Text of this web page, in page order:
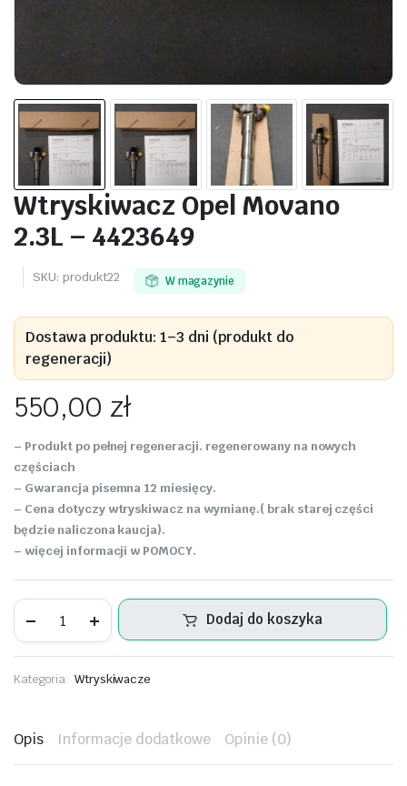
Wtryskiwacz Opel Movano
2.3L – 4423649
SKU: produkt22 W magazynie
Dostawa produktu: 1–3 dni (produkt do
regeneracji)
550,00 zł
– Produkt po pełnej regeneracji. regenerowany na nowych
częściach
– Gwarancja pisemna 12 miesięcy.
– Cena dotyczy wtryskiwacz na wymianę.( brak starej części
będzie naliczona kaucja).
– więcej informacji w POMOCY.
Wtryskiwacz
Opel
Movano
2.3L
4423649
Dodaj do koszyka
Kategoria: Wtryskiwacze
Opis Informacje dodatkowe Opinie (0)